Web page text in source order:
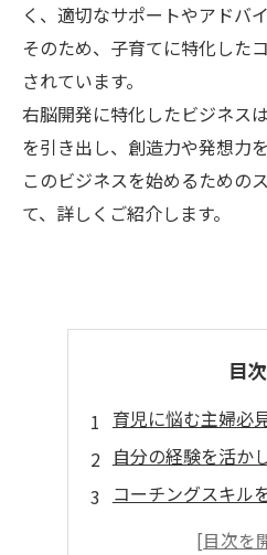
く、適切なサポートやアドバ
そのため、子育てに特化した
されています。
右脳開発に特化したビジネス
を引き出し、創造力や発想力を
このビジネスを始めるための
て、詳しくご紹介します。
目次
育児に悩む主婦必
自分の経験を活か
コーチングスキル
ビジネスのコツを